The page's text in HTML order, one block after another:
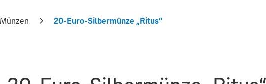
Münzen 20-Euro-Silbermünze „Ritus“